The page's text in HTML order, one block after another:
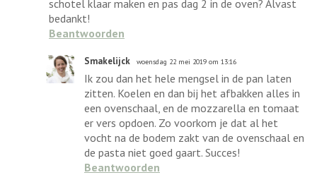
schotel klaar maken en pas dag 2 in de oven? Alvast
bedankt!
Beantwoorden
Smakelijck woensdag 22 mei 2019 om 13:16
Ik zou dan het hele mengsel in de pan laten
zitten. Koelen en dan bij het afbakken alles in
een ovenschaal, en de mozzarella en tomaat
er vers opdoen. Zo voorkom je dat al het
vocht na de bodem zakt van de ovenschaal en
de pasta niet goed gaart. Succes!
Beantwoorden